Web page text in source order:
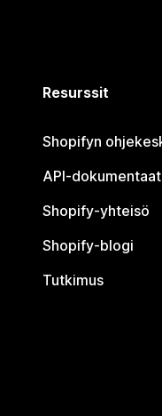
Resurssit
Shopifyn
API-
Shopify-yhteisö
Shopify-blogi
Tutkimus